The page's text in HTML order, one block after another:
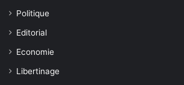
Politique
Editorial
Economie
Libertinage